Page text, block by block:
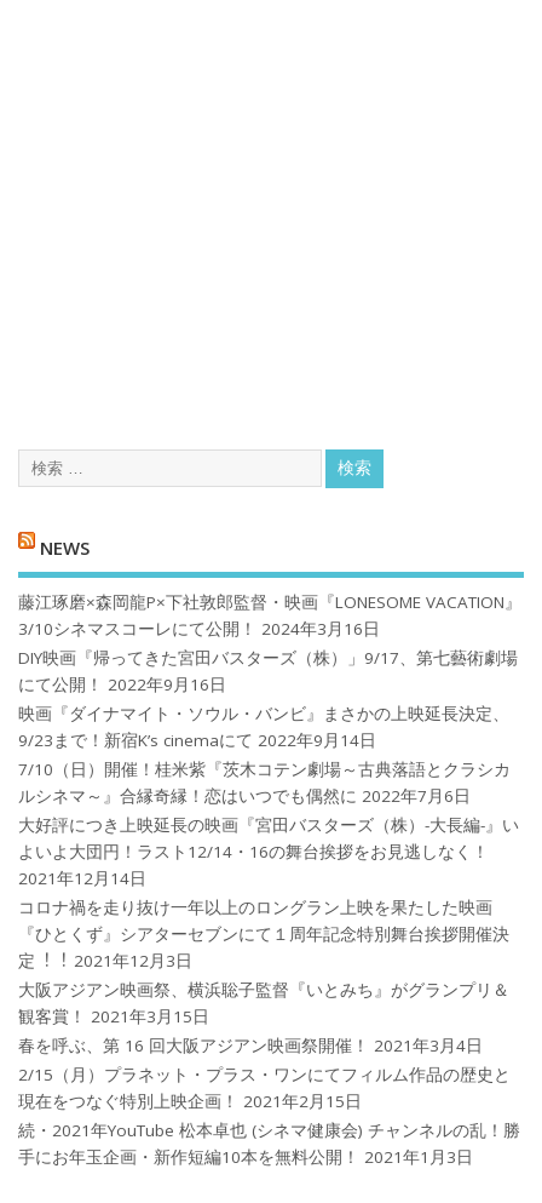
NEWS
藤江琢磨×森岡龍P×下社敦郎監督・映画『LONESOME VACATION』
3/10シネマスコーレにて公開！
2024年3月16日
DIY映画『帰ってきた宮田バスターズ（株）」9/17、第七藝術劇場
にて公開！
2022年9月16日
映画『ダイナマイト・ソウル・バンビ』まさかの上映延長決定、
9/23まで！新宿K’s cinemaにて 2022年9月14日
7/10（日）開催！桂米紫『茨木コテン劇場～古典落語とクラシカ
ルシネマ～』合縁奇縁！恋はいつでも偶然に 2022年7月6日
大好評につき上映延長の映画『宮田バスターズ（株）-大長編-』い
よいよ大団円！ラスト12/14・16の舞台挨拶をお見逃しなく！
2021年12月14日
コロナ禍を⾛り抜け⼀年以上のロングラン上映を果たした映画
『ひとくず』シアターセブンにて１周年記念特別舞台挨拶開催決
定︕︕ 2021年12月3日
大阪アジアン映画祭、横浜聡子監督『いとみち』がグランプリ＆
観客賞！
2021年3月15日
春を呼ぶ、第 16 回大阪アジアン映画祭開催！
2021年3月4日
2/15（月）プラネット・プラス・ワンにてフィルム作品の歴史と
現在をつなぐ特別上映企画！
2021年2月15日
続・2021年YouTube 松本卓也 (シネマ健康会) チャンネルの乱！勝
手にお年玉企画・新作短編10本を無料公開！
2021年1月3日